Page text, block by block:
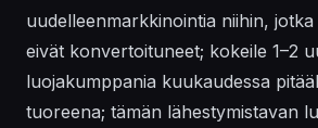
uudelleenmarkkinointia niihin,
eivät konvertoituneet; kokeile 1–2
luojakumppania kuukaudessa
tuoreena; tämän lähestymistavan